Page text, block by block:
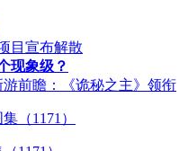
目宣布解散
现象级？
游前瞻：《诡秘之主》领衔